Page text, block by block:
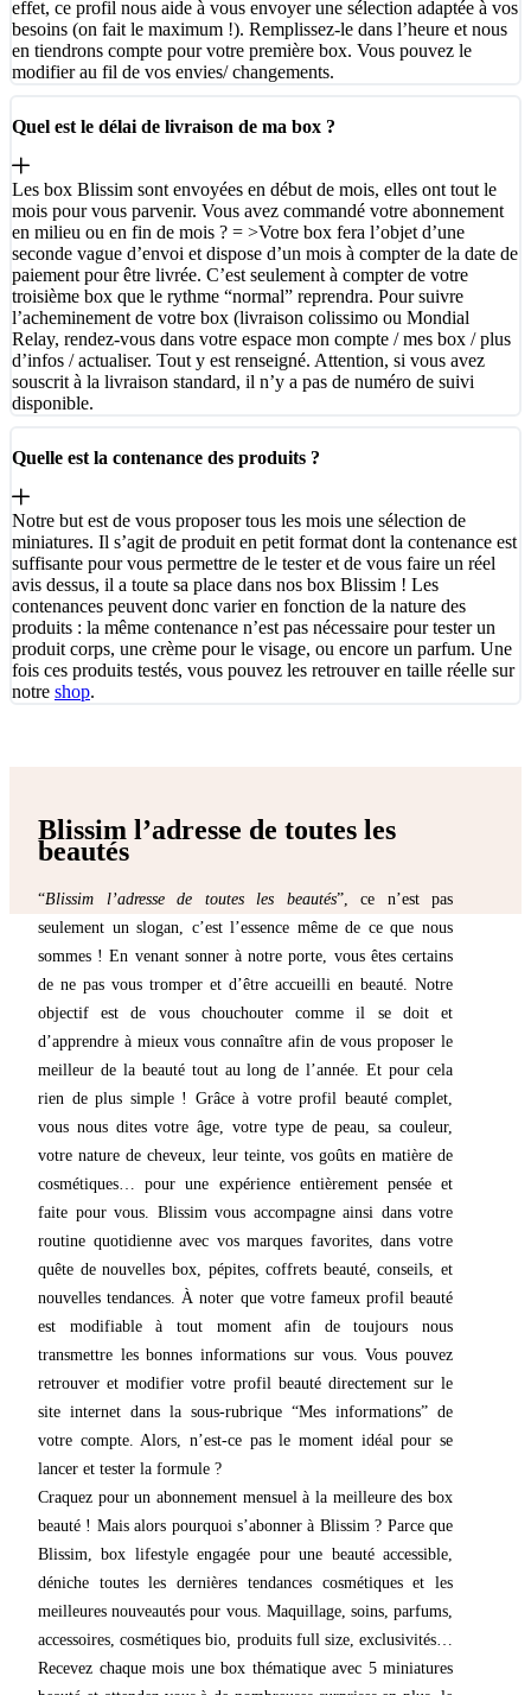
effet, ce profil nous aide à vous envoyer une sélection adaptée à vos
besoins (on fait le maximum !). Remplissez-le dans l’heure et nous
en tiendrons compte pour votre première box. Vous pouvez le
modifier au fil de vos envies/ changements.
Quel est le délai de livraison de ma box ?
Les box Blissim sont envoyées en début de mois, elles ont tout le
mois pour vous parvenir. Vous avez commandé votre abonnement
en milieu ou en fin de mois ? = >Votre box fera l’objet d’une
seconde vague d’envoi et dispose d’un mois à compter de la date de
paiement pour être livrée. C’est seulement à compter de votre
troisième box que le rythme “normal” reprendra. Pour suivre
l’acheminement de votre box (livraison colissimo ou Mondial
Relay, rendez-vous dans votre espace mon compte / mes box / plus
d’infos / actualiser. Tout y est renseigné. Attention, si vous avez
souscrit à la livraison standard, il n’y a pas de numéro de suivi
disponible.
Quelle est la contenance des produits ?
Notre but est de vous proposer tous les mois une sélection de
miniatures. Il s’agit de produit en petit format dont la contenance est
suffisante pour vous permettre de le tester et de vous faire un réel
avis dessus, il a toute sa place dans nos box Blissim ! Les
contenances peuvent donc varier en fonction de la nature des
produits : la même contenance n’est pas nécessaire pour tester un
produit corps, une crème pour le visage, ou encore un parfum. Une
fois ces produits testés, vous pouvez les retrouver en taille réelle sur
notre shop.
Blissim l’adresse de toutes les
beautés
“Blissim l’adresse de toutes les beautés”, ce n’est pas
seulement un slogan, c’est l’essence même de ce que nous
sommes ! En venant sonner à notre porte, vous êtes certains
de ne pas vous tromper et d’être accueilli en beauté. Notre
objectif est de vous chouchouter comme il se doit et
d’apprendre à mieux vous connaître afin de vous proposer le
meilleur de la beauté tout au long de l’année. Et pour cela
rien de plus simple ! Grâce à votre profil beauté complet,
vous nous dites votre âge, votre type de peau, sa couleur,
votre nature de cheveux, leur teinte, vos goûts en matière de
cosmétiques… pour une expérience entièrement pensée et
faite pour vous. Blissim vous accompagne ainsi dans votre
routine quotidienne avec vos marques favorites, dans votre
quête de nouvelles box, pépites, coffrets beauté, conseils, et
nouvelles tendances. À noter que votre fameux profil beauté
est modifiable à tout moment afin de toujours nous
transmettre les bonnes informations sur vous. Vous pouvez
retrouver et modifier votre profil beauté directement sur le
site internet dans la sous-rubrique “Mes informations” de
votre compte. Alors, n’est-ce pas le moment idéal pour se
lancer et tester la formule ?
Craquez pour un abonnement mensuel à la meilleure des box
beauté ! Mais alors pourquoi s’abonner à Blissim ? Parce que
Blissim, box lifestyle engagée pour une beauté accessible,
déniche toutes les dernières tendances cosmétiques et les
meilleures nouveautés pour vous. Maquillage, soins, parfums,
accessoires, cosmétiques bio, produits full size, exclusivités…
Recevez chaque mois une box thématique avec 5 miniatures